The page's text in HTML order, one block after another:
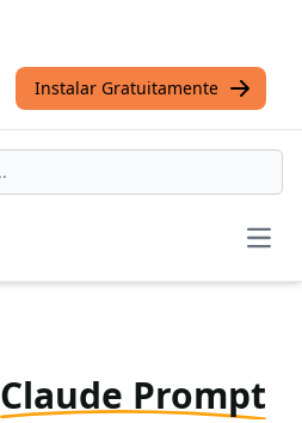
Instalar Gratuitamente
Claude Prompt